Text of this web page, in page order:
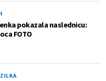
pokazala naslednicu:
FOTO